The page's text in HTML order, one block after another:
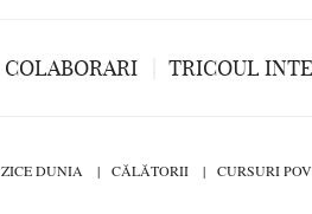
COLABORARI TRICOUL
ZICE DUNIA CĂLĂTORII CURSURI